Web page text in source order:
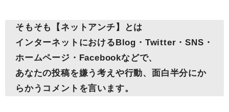
そもそも【ネットアンチ】とは
インターネットにおけるBlog・Twitter・SNS・
ホームページ・Facebookなどで、
あなたの投稿を嫌う考えや行動、面白半分にか
らかうコメントを言います。